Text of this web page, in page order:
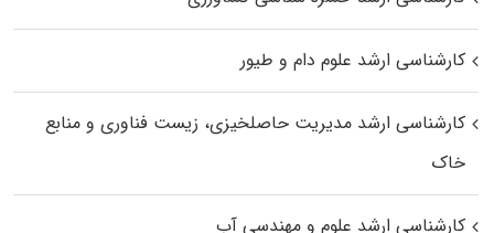
کارشناسی ارشد علوم دام و طیور
کارشناسی ارشد مدیریت حاصلخیزی، زیست فناوری و منابع
خاک
کارشناسی ارشد علوم و مهندسی آب